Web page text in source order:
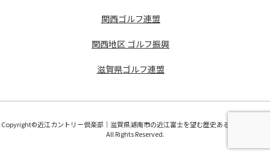
関西ゴルフ連盟
関西地区 ゴルフ振興
滋賀県ゴルフ連盟
Copyright©近江カントリー倶楽部｜滋賀県湖南市の近江富士を望む歴史あるゴルフコース
All Rights Reserved.